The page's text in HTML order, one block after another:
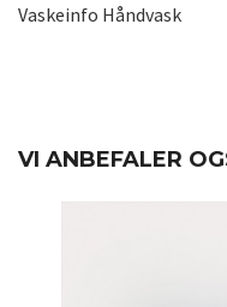
Vaskeinfo Håndvask
VI ANBEFALER